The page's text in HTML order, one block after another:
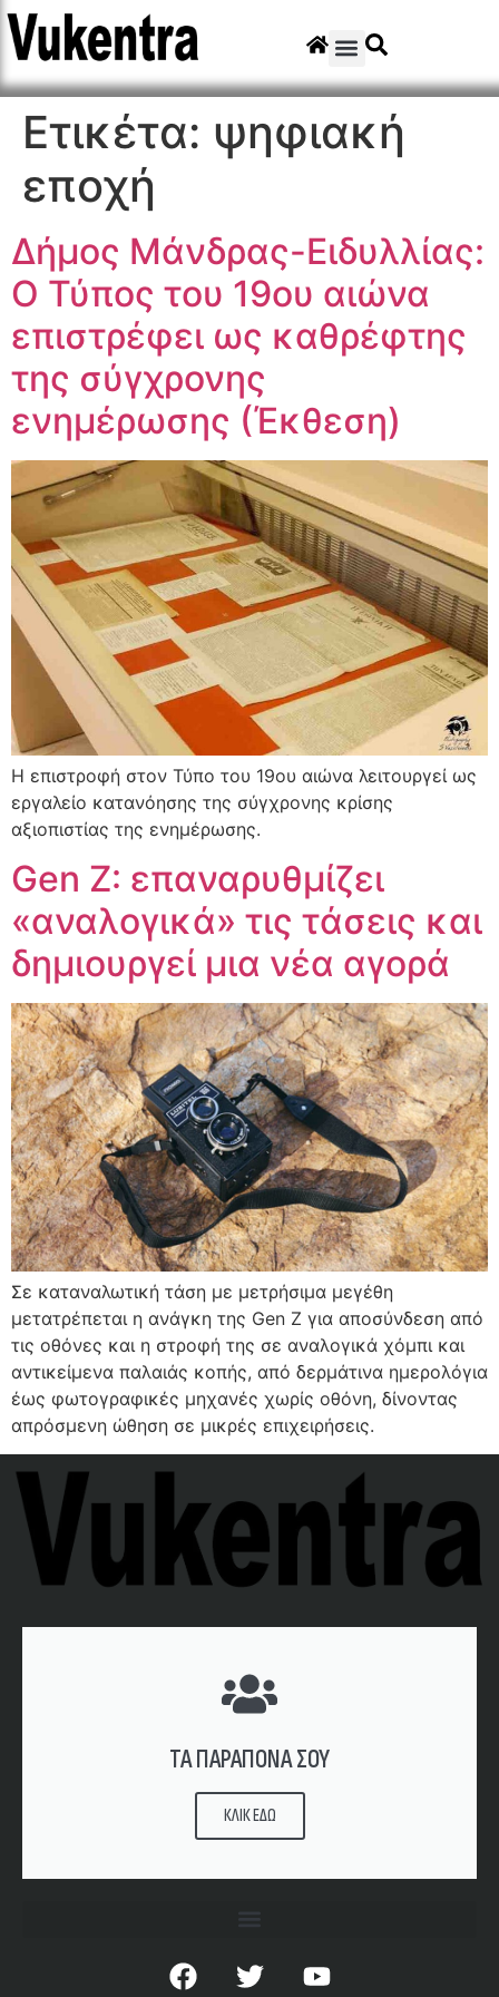
Ετικέτα: ψηφιακή
εποχή
Δήμος Μάνδρας-Ειδυλλίας:
Ο Τύπος του 19ου αιώνα
επιστρέφει ως καθρέφτης
της σύγχρονης
ενημέρωσης (Έκθεση)
Η επιστροφή στον Τύπο του 19ου αιώνα λειτουργεί ως
εργαλείο κατανόησης της σύγχρονης κρίσης
αξιοπιστίας της ενημέρωσης.
Gen Z: επαναρυθμίζει
«αναλογικά» τις τάσεις και
δημιουργεί μια νέα αγορά
Σε καταναλωτική τάση με μετρήσιμα μεγέθη
μετατρέπεται η ανάγκη της Gen Z για αποσύνδεση από
τις οθόνες και η στροφή της σε αναλογικά χόμπι και
αντικείμενα παλαιάς κοπής, από δερμάτινα ημερολόγια
έως φωτογραφικές μηχανές χωρίς οθόνη, δίνοντας
απρόσμενη ώθηση σε μικρές επιχειρήσεις.
ΤΑ ΠΑΡΑΠΟΝΑ ΣΟΥ
ΚΛΙΚ ΕΔΩ